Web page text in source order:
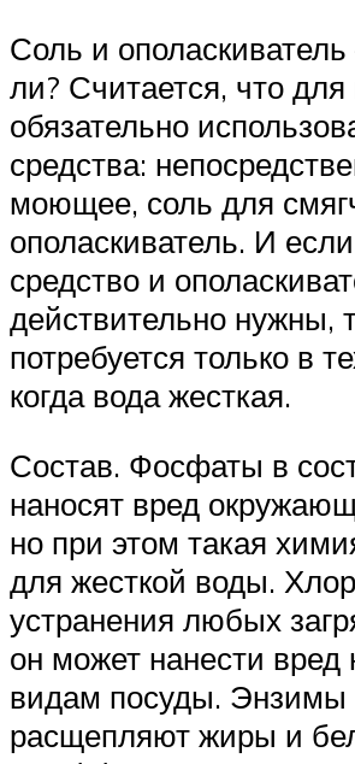
Соль и
ли? Считается, что
обязательно
средства:
моющее, соль для
ополаскиватель. И
средство и
действительно нужны,
потребуется только в
когда вода жесткая.
Состав. Фосфаты в
наносят вред
но при этом такая
для жесткой воды.
устранения любых
он может нанести вред
видам посуды. Энзимы
расщепляют жиры и